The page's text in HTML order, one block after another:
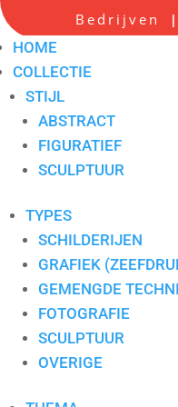
Bedrijven |
HOME
COLLECTIE
STIJL
ABSTRACT
FIGURATIEF
SCULPTUUR
TYPES
SCHILDERIJEN
GRAFIEK
GEMENGDE
FOTOGRAFIE
SCULPTUUR
OVERIGE
Flowerbomb
Artikelnummer: